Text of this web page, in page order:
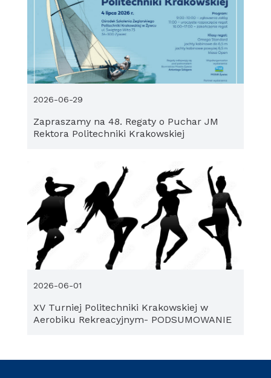
Zapraszamy na 48. Regaty o Puchar JM
Rektora Politechniki Krakowskiej
2026-06-29
XV Turniej Politechniki Krakowskiej w
Aerobiku Rekreacyjnym- PODSUMOWANIE
2026-06-01